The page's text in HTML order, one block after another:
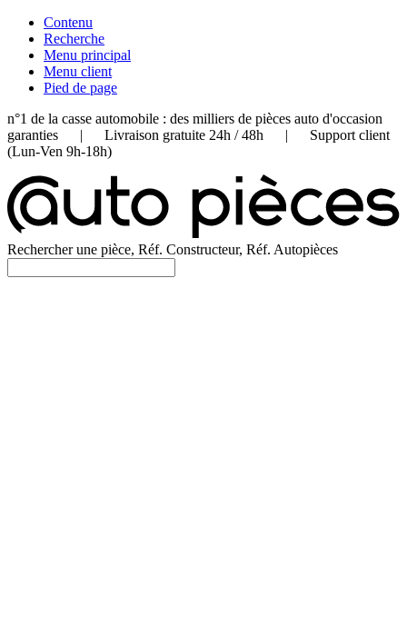
Contenu
Recherche
Menu principal
Menu client
Pied de page
n°1 de la casse automobile : des milliers de pièces auto d'occasion
garanties | Livraison gratuite 24h / 48h | Support client
(Lun-Ven 9h-18h)
Rechercher une pièce, Réf. Constructeur, Réf. Autopièces